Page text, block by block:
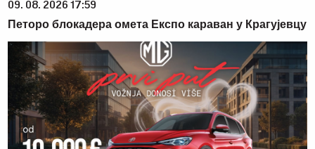
09. 08. 2026 17:59
Петоро блокадера омета Експо караван у Крагујевцу